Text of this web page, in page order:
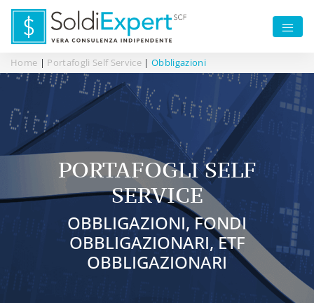
Home | Portafogli Self Service |Obbligazioni
PORTAFOGLI SELF
SERVICE
OBBLIGAZIONI, FONDI
OBBLIGAZIONARI, ETF
OBBLIGAZIONARI